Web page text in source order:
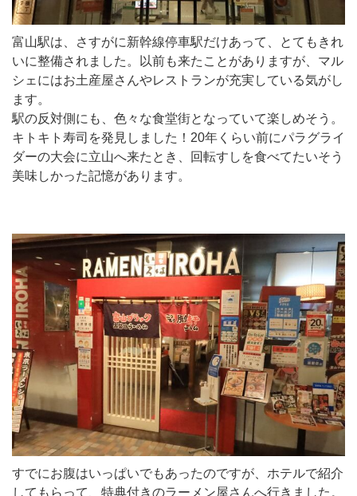
富山駅は、さすがに新幹線停車駅だけあって、とてもきれ
いに整備されました。以前も来たことがありますが、マル
シェにはお土産屋さんやレストランが充実している気がし
ます。
駅の反対側にも、色々な食堂街となっていて楽しめそう。
キトキト寿司を発見しました！20年くらい前にパラグライ
ダーの大会に立山へ来たとき、回転すしを食べてたいそう
美味しかった記憶があります。
すでにお腹はいっぱいでもあったのですが、ホテルで紹介
してもらって、特典付きのラーメン屋さんへ行きました。